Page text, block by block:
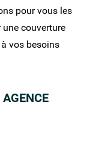
pour vous les
couverture
vos besoins